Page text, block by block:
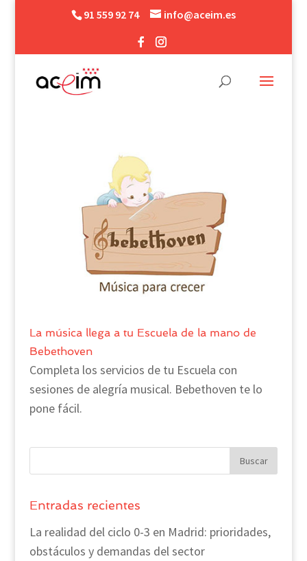
91 559 92 74 info@aceim.es
La música llega a tu Escuela de la mano de
Bebethoven
Completa los servicios de tu Escuela con
sesiones de alegría musical. Bebethoven te lo
pone fácil.
Entradas recientes
La realidad del ciclo 0-3 en Madrid: prioridades,
obstáculos y demandas del sector